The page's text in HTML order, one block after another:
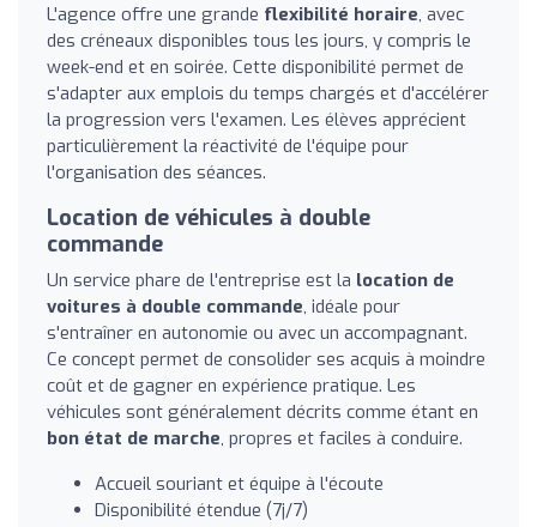
L'agence offre une grande flexibilité horaire, avec
des créneaux disponibles tous les jours, y compris le
week-end et en soirée. Cette disponibilité permet de
s'adapter aux emplois du temps chargés et d'accélérer
la progression vers l'examen. Les élèves apprécient
particulièrement la réactivité de l'équipe pour
l'organisation des séances.
Location de véhicules à double
commande
Un service phare de l'entreprise est la location de
voitures à double commande, idéale pour
s'entraîner en autonomie ou avec un accompagnant.
Ce concept permet de consolider ses acquis à moindre
coût et de gagner en expérience pratique. Les
véhicules sont généralement décrits comme étant en
bon état de marche, propres et faciles à conduire.
Accueil souriant et équipe à l'écoute
Disponibilité étendue (7j/7)